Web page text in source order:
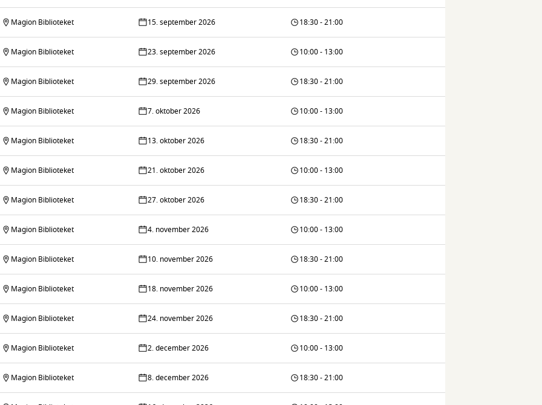
Magion Biblioteket 15. september 2026 18:30 - 21:00
Magion Biblioteket 23. september 2026 10:00 - 13:00
Magion Biblioteket 29. september 2026 18:30 - 21:00
Magion Biblioteket 7. oktober 2026 10:00 - 13:00
Magion Biblioteket 13. oktober 2026 18:30 - 21:00
Magion Biblioteket 21. oktober 2026 10:00 - 13:00
Magion Biblioteket 27. oktober 2026 18:30 - 21:00
Magion Biblioteket 4. november 2026 10:00 - 13:00
Magion Biblioteket 10. november 2026 18:30 - 21:00
Magion Biblioteket 18. november 2026 10:00 - 13:00
Magion Biblioteket 24. november 2026 18:30 - 21:00
Magion Biblioteket 2. december 2026 10:00 - 13:00
Magion Biblioteket 8. december 2026 18:30 - 21:00